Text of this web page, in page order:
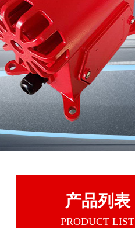
产品列表
PRODUCT LIST